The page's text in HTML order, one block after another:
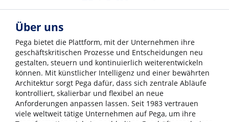
Über uns
Pega bietet die Plattform, mit der Unternehmen ihre
geschäftskritischen Prozesse und Entscheidungen neu
gestalten, steuern und kontinuierlich weiterentwickeln
können. Mit künstlicher Intelligenz und einer bewährten
Architektur sorgt Pega dafür, dass sich zentrale Abläufe
kontrolliert, skalierbar und flexibel an neue
Anforderungen anpassen lassen. Seit 1983 vertrauen
viele weltweit tätige Unternehmen auf Pega, um ihre